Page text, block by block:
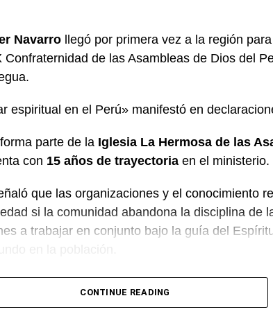
Navarro llegó por primera vez a la región
de las Asambleas de Dios del
espiritual en el Perú» manifestó en
parte de la Iglesia La Hermosa de las
con 15 años de trayectoria en el ministerio.
que las organizaciones y el conocimiento
si la comunidad abandona la disciplina de
a trabajar en conjunto bajo la guía del
un llamado a la unidad entre las distintas
CONTINUE READING